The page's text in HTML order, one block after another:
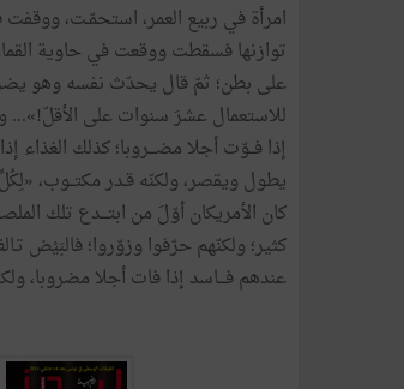
امرأة في ربيع العمر، استحمّـت، ووقفت
توازنها فسقطت ووقعت في حاوية
على بطن؛ ثمّ قال يحدّث نفسه وهو
للاستعمال عشرَسنوات على الأقلّ!
»
...
إذا فــوّتأجلا مضـــروبا؛كذلك الغذاء إذا
يطول ويقصر، ولكنّه قـدرمكتــوب، «لِكُلِّ
كان الأمريكانأوّلَ من ابتـــدع تلك
كثير؛ ولكنّهم حرّفوا وزوّروا؛ فالبَيْض
عندهم فـــاسد إذا فاتأجلا مضروبا،